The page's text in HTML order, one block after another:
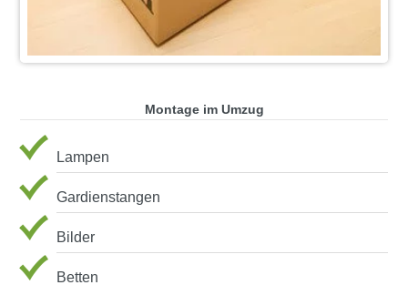
Montage im Umzug
Lampen
Gardienstangen
Bilder
Betten